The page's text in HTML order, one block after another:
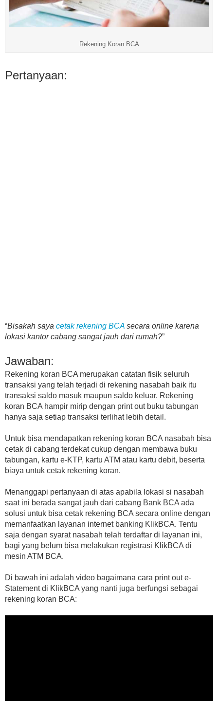
Rekening Koran BCA
Pertanyaan:
“Bisakah saya cetak rekening BCA secara online karena
lokasi kantor cabang sangat jauh dari rumah?”
Jawaban:
Rekening koran BCA merupakan catatan fisik seluruh
transaksi yang telah terjadi di rekening nasabah baik itu
transaksi saldo masuk maupun saldo keluar. Rekening
koran BCA hampir mirip dengan print out buku tabungan
hanya saja setiap transaksi terlihat lebih detail.
Untuk bisa mendapatkan rekening koran BCA nasabah bisa
cetak di cabang terdekat cukup dengan membawa buku
tabungan, kartu e-KTP, kartu ATM atau kartu debit, beserta
biaya untuk cetak rekening koran.
Menanggapi pertanyaan di atas apabila lokasi si nasabah
saat ini berada sangat jauh dari cabang Bank BCA ada
solusi untuk bisa cetak rekening BCA secara online dengan
memanfaatkan layanan internet banking KlikBCA. Tentu
saja dengan syarat nasabah telah terdaftar di layanan ini,
bagi yang belum bisa melakukan registrasi KlikBCA di
mesin ATM BCA.
Di bawah ini adalah video bagaimana cara print out e-
Statement di KlikBCA yang nanti juga berfungsi sebagai
rekening koran BCA: